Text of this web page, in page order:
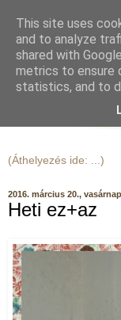
2016. március 20., vasárnap
Heti ez+az
This site uses
and to analyze
shared with
metrics to ensure
statistics, and to